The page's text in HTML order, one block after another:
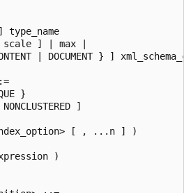
type_name
] | max |
| DOCUMENT } ]
}
]
[ , ...n ] )
)